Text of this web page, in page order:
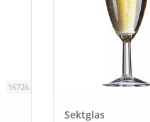
16726
Sektglas